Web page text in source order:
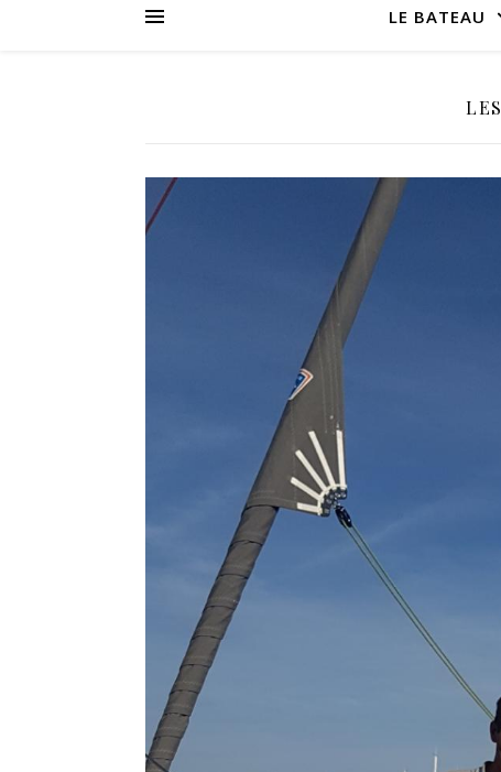
LE BATEAU